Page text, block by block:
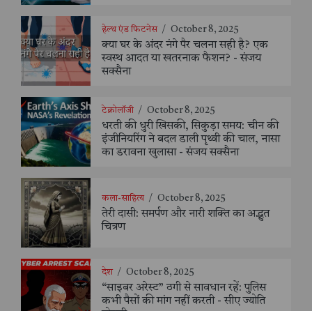
हेल्थ एंड फिटनेस / October 8, 2025
क्या घर के अंदर नंगे पैर चलना सही है? एक
स्वस्थ आदत या खतरनाक फैशन? - संजय
सक्सैना
टेक्नोलॉजी / October 8, 2025
धरती की धुरी खिसकी, सिकुड़ा समय: चीन की
इंजीनियरिंग ने बदल डाली पृथ्वी की चाल, नासा
का डरावना खुलासा - संजय सक्सैना
कला-साहित्य / October 8, 2025
तेरी दासी: समर्पण और नारी शक्ति का अद्भुत
चित्रण
देश / October 8, 2025
“साइबर अरेस्ट” ठगी से सावधान रहें: पुलिस
कभी पैसों की मांग नहीं करती - सीए ज्योति